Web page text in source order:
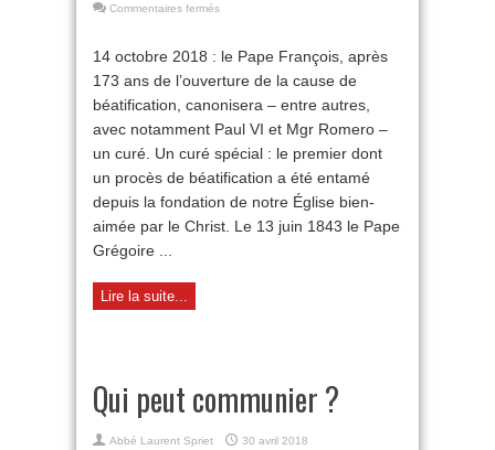
Commentaires ferméssur
du
Père
Romano
(1751-
1831),
le
Curé
d’Ars
d’Italie
14 octobre 2018 : le Pape François, après
173 ans de l’ouverture de la cause de
béatification, canonisera – entre autres,
avec notamment Paul VI et Mgr Romero –
un curé. Un curé spécial : le premier dont
un procès de béatification a été entamé
depuis la fondation de notre Église bien-
aimée par le Christ. Le 13 juin 1843 le Pape
Grégoire ...
Lire la suite...
Qui peut communier ?
Abbé Laurent Spriet
30 avril 2018